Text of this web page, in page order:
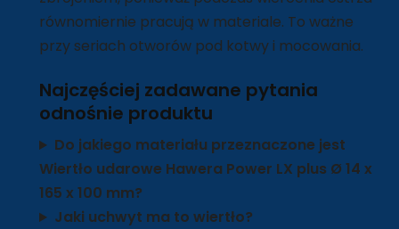
równomiernie pracują w materiale. To ważne
przy seriach otworów pod kotwy i mocowania.
Najczęściej zadawane pytania
odnośnie produktu
Do jakiego materiału przeznaczone jest
Wiertło udarowe Hawera Power LX plus Ø 14 x
165 x 100 mm?
Jaki uchwyt ma to wiertło?